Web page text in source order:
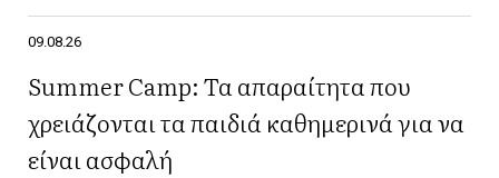
09.08.26
Summer Camp: Τα απαραίτητα που
χρειάζονται τα παιδιά καθημερινά για να
είναι ασφαλή